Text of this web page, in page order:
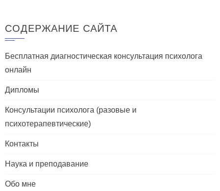
СОДЕРЖАНИЕ САЙТА
Бесплатная диагностическая консультация психолога
онлайн
Дипломы
Консультации психолога (разовые и
психотерапевтические)
Контакты
Наука и преподавание
Обо мне